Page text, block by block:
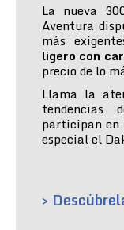
La nueva
Aventura
más
ligero con
precio de lo
Llama la
tendencias
participan en
especial el
>